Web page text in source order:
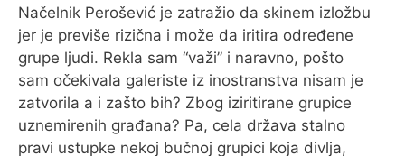
Načelnik Perošević je zatražio da skinem izložbu
jer je previše rizična i može da iritira određene
grupe ljudi. Rekla sam “važi” i naravno, pošto
sam očekivala galeriste iz inostranstva nisam je
zatvorila a i zašto bih? Zbog iziritirane grupice
uznemirenih građana? Pa, cela država stalno
pravi ustupke nekoj bučnoj grupici koja divlja,